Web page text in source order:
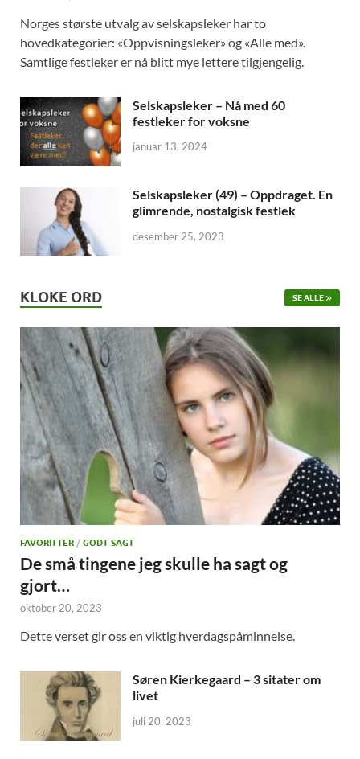
Norges største utvalg av selskapsleker har to
hovedkategorier: «Oppvisningsleker» og «Alle med».
Samtlige festleker er nå blitt mye lettere tilgjengelig.
Selskapsleker – Nå med 60
festleker for voksne
januar 13, 2024
Selskapsleker (49) – Oppdraget. En
glimrende, nostalgisk festlek
desember 25, 2023
KLOKE ORD SE ALLE
FAVORITTER / GODT SAGT
De små tingene jeg skulle ha sagt og
gjort…
oktober 20, 2023
Dette verset gir oss en viktig hverdagspåminnelse.
Søren Kierkegaard – 3 sitater om
livet
juli 20, 2023